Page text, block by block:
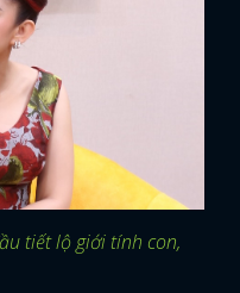
tiết lộ giới tính con,